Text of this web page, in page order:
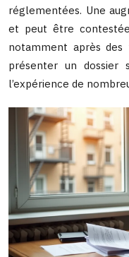
réglementées. Une
et peut être
notamment après
présenter un dossier
l’expérience de